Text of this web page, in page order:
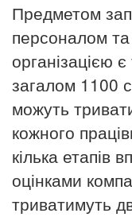
Предметом
персоналом
організацією
загалом 1100
можуть
кожного
кілька етапів
оцінками
триватимуть